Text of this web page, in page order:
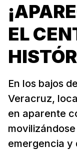
EL
En los bajos
Veracruz,
en aparente
emergencia y